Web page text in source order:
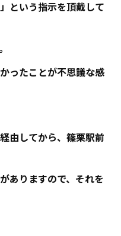
という指示を頂戴して
ったことが不思議な感
由してから、篠栗駅前
ありますので、それを